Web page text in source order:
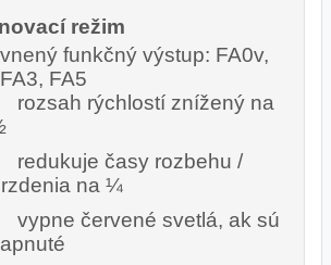
režim
funkčný výstup: FA0v,
FA5
rozsah rýchlostí znížený na
redukuje časy rozbehu /
na ¼
vypne červené svetlá, ak sú